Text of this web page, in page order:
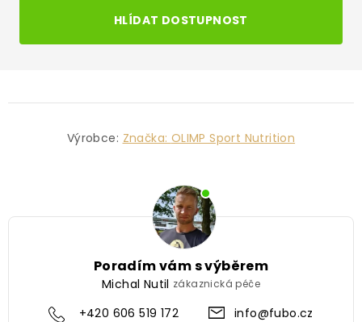
HLÍDAT DOSTUPNOST
Výrobce: Značka: OLIMP Sport Nutrition
Poradím vám s výběrem
Michal Nutil zákaznická péče
+420 606 519 172 info@fubo.cz